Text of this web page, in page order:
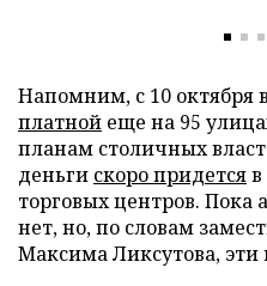
Напомним, с 10 октября
платной еще на 95
планам столичных
деньги скоро придется
торговых центров. Пока
нет, но, по словам
Максима Ликсутова,